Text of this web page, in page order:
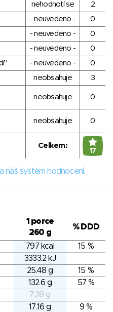
nehodnotí se
2
- neuvedeno -
0
- neuvedeno -
0
- neuvedeno -
0
- neuvedeno -
0
neobsahuje
3
neobsahuje 0
neobsahuje 0
Celkem:
17
náš systém hodnocení.
1 porce
260 g
% DDD
797 kcal
15 %
3333.2 kJ
25.48 g
15 %
132.6 g
57 %
7.28 g
17.16 g 9 %